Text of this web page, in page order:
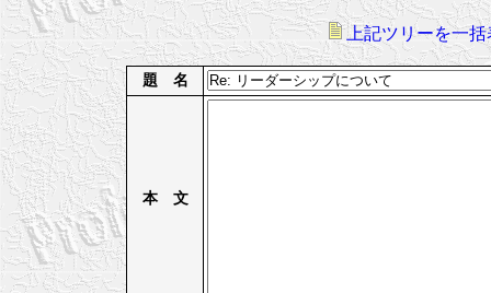
上記ツリーを一括
題 名
本 文